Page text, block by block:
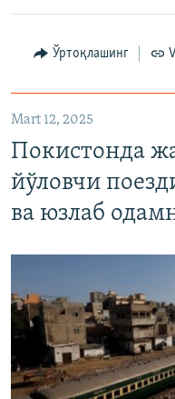
Ўртоқлашинг
Mart 12, 2025
Покистонда
йўловчи
ва юзлаб